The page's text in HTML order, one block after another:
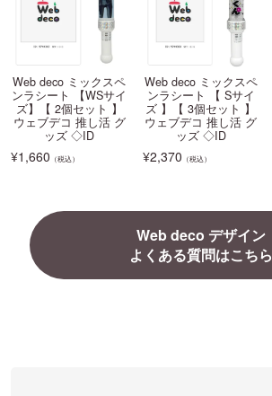
Web deco ミックスペ
ンラシート 【WSサイ
ズ】【 2個セット 】
ウェブデコ 推し活 グ
ッズ ◇ID
¥1,660 （税込）
Web deco ミックスペ
ンラシート 【 Sサイ
ズ 】【 3個セット 】
ウェブデコ 推し活 グ
ッズ ◇ID
¥2,370 （税込）
Web deco デザイン
よくある質問はこちら